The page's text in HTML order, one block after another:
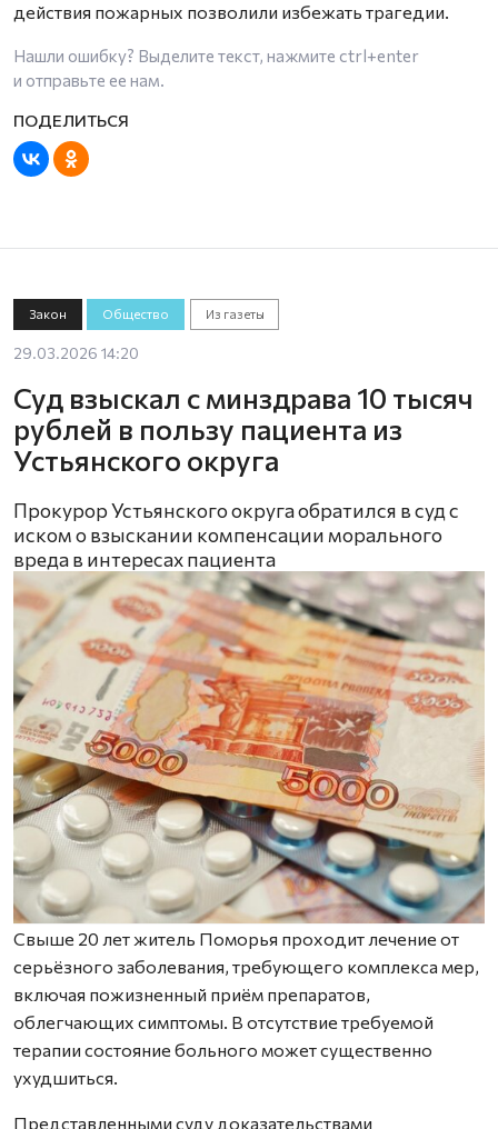
действия пожарных позволили избежать трагедии.
Нашли ошибку? Выделите текст, нажмите ctrl+enter
и отправьте ее нам.
Закон Общество Из газеты
29.03.2026 14:20
Суд взыскал с минздрава 10 тысяч
рублей в пользу пациента из
Устьянского округа
Прокурор Устьянского округа обратился в суд с
иском о взыскании компенсации морального
вреда в интересах пациента
Свыше 20 лет житель Поморья проходит лечение от
серьёзного заболевания, требующего комплекса мер,
включая пожизненный приём препаратов,
облегчающих симптомы. В отсутствие требуемой
терапии состояние больного может существенно
ухудшиться.
Представленными суду доказа­тельст­вами